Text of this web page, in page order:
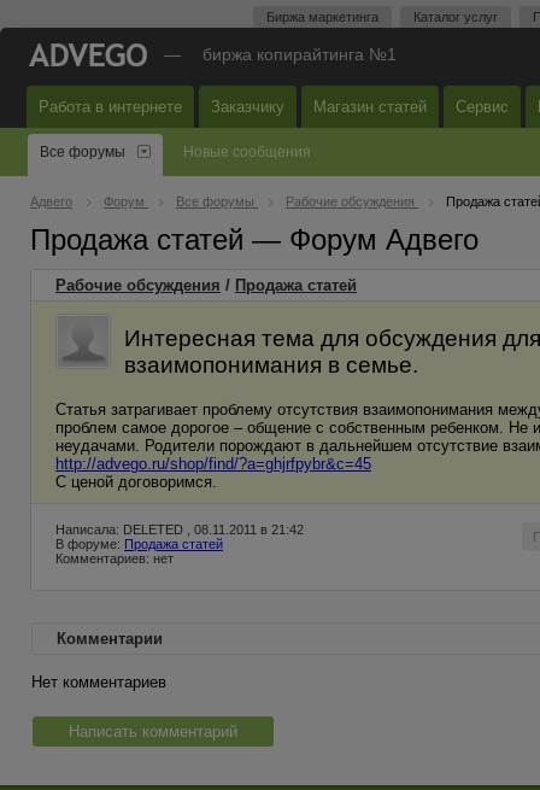
Биржа маркетинга Каталог услуг
— биржа копирайтинга №1
Работа в интернете Заказчику Магазин статей Сервис
Все форумы Новые сообщения
Адвего Форум Все форумы Рабочие обсуждения Продажа
Продажа статей — Форум Адвего
Рабочие обсуждения / Продажа статей
Интересная тема для обсуждения
взаимопонимания в семье.
Статья затрагивает проблему отсутствия взаимопонимания
проблем самое дорогое – общение с собственным ребенком.
неудачами. Родители порождают в дальнейшем отсутствие
http://advego.ru/shop/find/?a=ghjrfpybr&c=45
С ценой договоримся.
Написала: DELETED , 08.11.2011 в 21:42
В форуме: Продажа статей
Комментариев: нет
Комментарии
Нет комментариев
Написать комментарий